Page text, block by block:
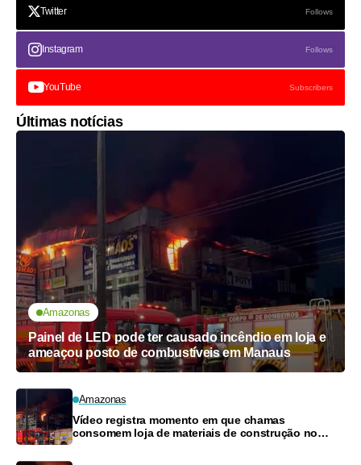
Twitter Follows
Instagram Follows
YouTube Subscribers
Últimas notícias
Amazonas
Painel de LED pode ter causado incêndio em loja e
ameaçou posto de combustíveis em Manaus
Amazonas
Vídeo registra momento em que chamas
consomem loja de materiais de construção no